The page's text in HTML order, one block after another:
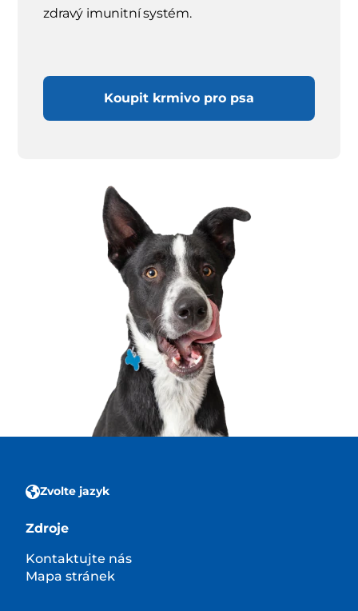
zdravý imunitní systém.
Koupit krmivo pro psa
Zvolte jazyk
Zdroje
Kontaktujte nás
Mapa stránek